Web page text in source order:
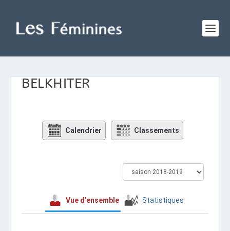
BELKHITER
Calendrier Classements
Vue d’ensemble Statistiques